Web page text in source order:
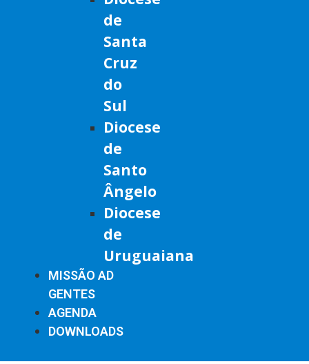
de
Santa
Cruz
do
Sul
Diocese
de
Santo
Ângelo
Diocese
de
Uruguaiana
MISSÃO AD
GENTES
AGENDA
DOWNLOADS